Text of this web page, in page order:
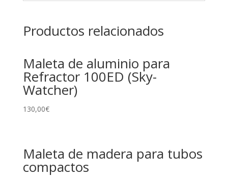
Productos relacionados
Maleta de aluminio para
Refractor 100ED (Sky-
Watcher)
130,00€
Maleta de madera para tubos
compactos